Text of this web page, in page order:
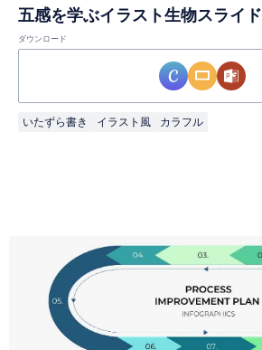
五感を学ぶイラスト生物スライド
ダウンロード
いたずら書き イラスト風 カラフル